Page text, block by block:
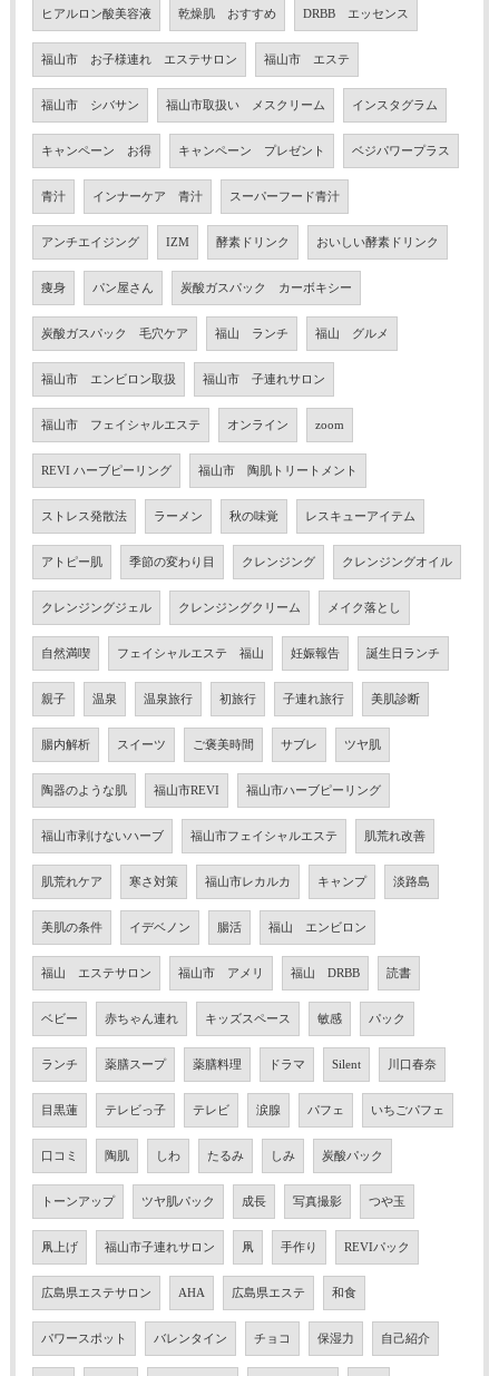
ヒアルロン酸美容液 乾燥肌 おすすめ DRBB エッセンス
福山市 お子様連れ エステサロン 福山市 エステ
福山市 シバサン 福山市取扱い メスクリーム インスタグラム
キャンペーン お得 キャンペーン プレゼント ベジパワープラス
青汁 インナーケア 青汁 スーパーフード青汁
アンチエイジング IZM 酵素ドリンク おいしい酵素ドリンク
痩身 パン屋さん 炭酸ガスパック カーボキシー
炭酸ガスパック 毛穴ケア 福山 ランチ 福山 グルメ
福山市 エンビロン取扱 福山市 子連れサロン
福山市 フェイシャルエステ オンライン zoom
REVI ハーブピーリング 福山市 陶肌トリートメント
ストレス発散法 ラーメン 秋の味覚 レスキューアイテム
アトピー肌 季節の変わり目 クレンジング クレンジングオイル
クレンジングジェル クレンジングクリーム メイク落とし
自然満喫 フェイシャルエステ 福山 妊娠報告 誕生日ランチ
親子 温泉 温泉旅行 初旅行 子連れ旅行 美肌診断
腸内解析 スイーツ ご褒美時間 サブレ ツヤ肌
陶器のような肌 福山市REVI 福山市ハーブピーリング
福山市剥けないハーブ 福山市フェイシャルエステ 肌荒れ改善
肌荒れケア 寒さ対策 福山市レカルカ キャンプ 淡路島
美肌の条件 イデベノン 腸活 福山 エンビロン
福山 エステサロン 福山市 アメリ 福山 DRBB 読書
ベビー 赤ちゃん連れ キッズスペース 敏感 パック
ランチ 薬膳スープ 薬膳料理 ドラマ Silent 川口春奈
目黒蓮 テレビっ子 テレビ 涙腺 パフェ いちごパフェ
口コミ 陶肌 しわ たるみ しみ 炭酸パック
トーンアップ ツヤ肌パック 成長 写真撮影 つや玉
凧上げ 福山市子連れサロン 凧 手作り REVIパック
広島県エステサロン AHA 広島県エステ 和食
パワースポット バレンタイン チョコ 保湿力 自己紹介